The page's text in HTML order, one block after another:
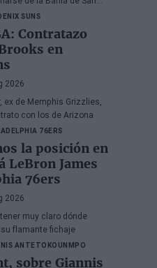
SUNS
Contratazo
en
2026
ex de Memphis Grizzlies,
con los de Arizona
76ERS
la posición en
LeBron James
76ers
2026
muy claro dónde
flamante fichaje
ANTETOKOUNMPO
sobre Giannis